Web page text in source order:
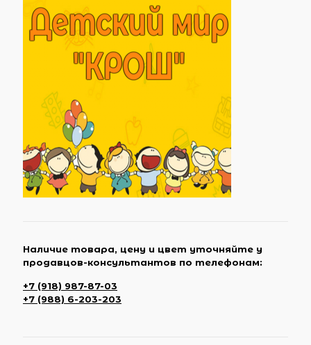
Наличие товара, цену и цвет уточняйте у
продавцов-консультантов по телефонам:
+7 (918) 987-87-03
+7 (988) 6-203-203